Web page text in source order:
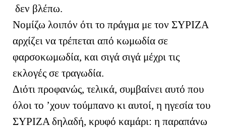
δεν βλέπω.
Νομίζω λοιπόν ότι το πράγμα με τον ΣΥΡΙΖΑ
αρχίζει να τρέπεται από κωμωδία σε
φαρσοκωμωδία, και σιγά σιγά μέχρι τις
εκλογές σε τραγωδία.
Διότι προφανώς, τελικά, συμβαίνει αυτό που
όλοι το ’χουν τούμπανο κι αυτοί, η ηγεσία του
ΣΥΡΙΖΑ δηλαδή, κρυφό καμάρι: η παραπάνω